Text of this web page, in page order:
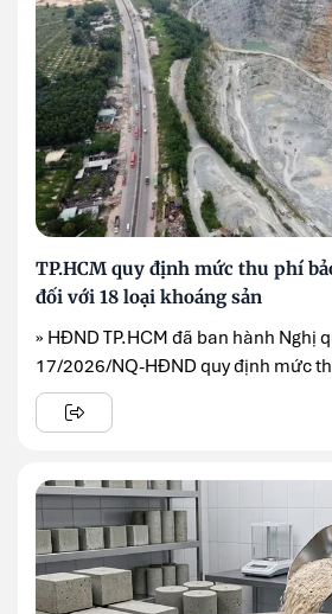
TP.HCM quy định mức thu phí
đối với 18 loại khoáng sản
» HĐND TP.HCM đã ban hành Nghị
17/2026/NQ-HĐND quy định mức